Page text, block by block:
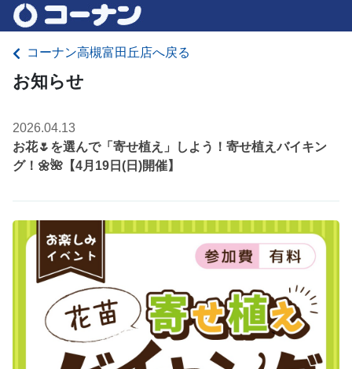
コーナン高槻富田丘店へ戻る
お知らせ
2026.04.13
お花🌷を選んで「寄せ植え」しよう！寄せ植えバイキン
グ！🌼🌺【4月19日(日)開催】